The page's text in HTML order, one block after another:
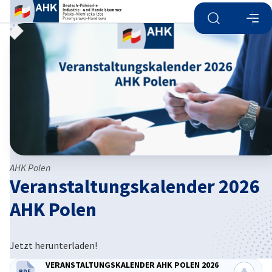
Suche öffnen
Veranstaltungskalender 2026
AHK Polen
Jetzt herunterladen!
AHK Polen
VERANSTALTUNGSKALENDER AHK POLEN 2026